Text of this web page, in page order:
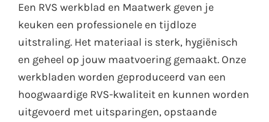
Een RVS werkblad en Maatwerk geven je
keuken een professionele en tijdloze
uitstraling. Het materiaal is sterk, hygiënisch
en geheel op jouw maatvoering gemaakt. Onze
werkbladen worden geproduceerd van een
hoogwaardige RVS-kwaliteit en kunnen worden
uitgevoerd met uitsparingen, opstaande